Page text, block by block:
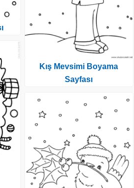
Kış Mevsimi Boyama
Sayfası